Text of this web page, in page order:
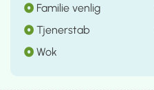
Familie venlig
Tjenerstab
Wok